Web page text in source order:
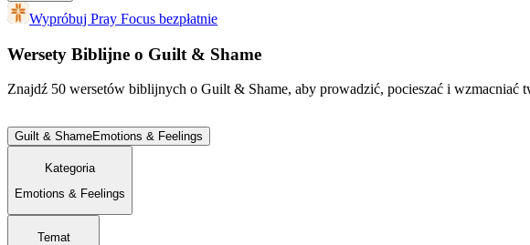
Wypróbuj Pray Focus bezpłatnie
Wersety Biblijne o Guilt & Shame
Znajdź 50 wersetów biblijnych o Guilt & Shame, aby prowadzić, pocieszać i wzmacniać
Guilt & ShameEmotions & Feelings
Kategoria
Emotions & Feelings
Temat